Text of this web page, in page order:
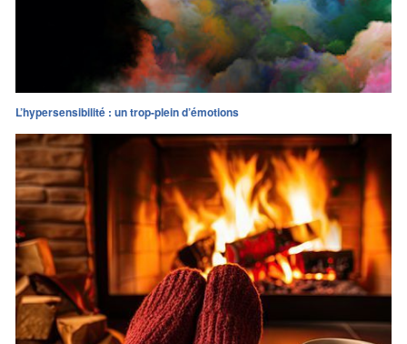
L’hypersensibilité : un trop-plein d’émotions